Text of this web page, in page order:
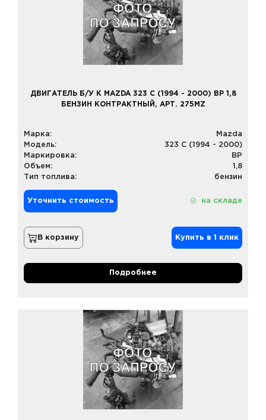
ДВИГАТЕЛЬ Б/У К MAZDA 323 C (1994 - 2000) BP 1,8
БЕНЗИН КОНТРАКТНЫЙ, АРТ. 275MZ
Марка:
Mazda
Модель:
323 C (1994 - 2000)
Маркировка:
BP
Объем:
1,8
Тип топлива:
бензин
Уточнить стоимость на складе
В корзину Купить в 1 клик
Подробнее